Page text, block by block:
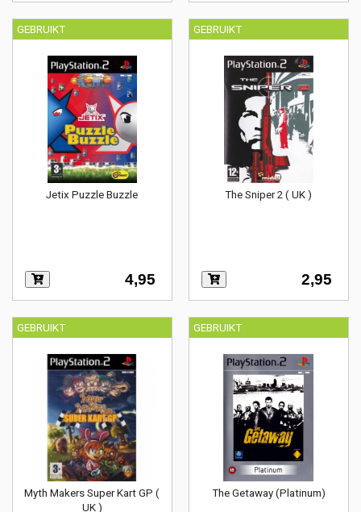
GEBRUIKT
Jetix Puzzle Buzzle
4,95
GEBRUIKT
The Sniper 2 ( UK )
2,95
GEBRUIKT
Myth Makers Super Kart GP (
UK )
GEBRUIKT
The Getaway (Platinum)